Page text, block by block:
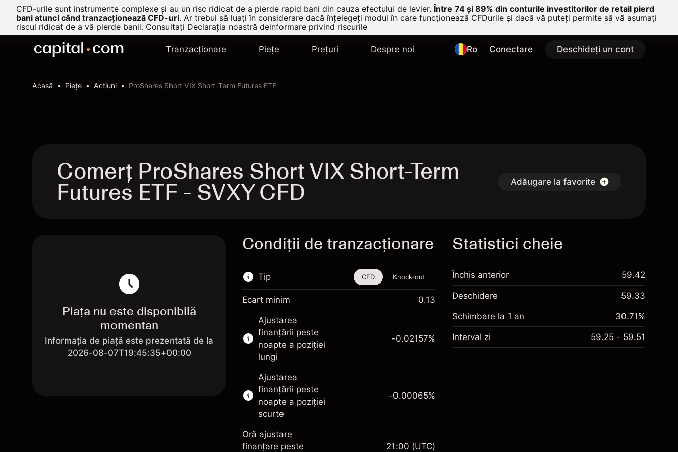
CFD-urile sunt instrumente complexe și au un risc ridicat de a pierde rapid bani din cauza efectului de levier. Între 74 și 89% din conturile investitorilor de retail pierd
bani atunci când tranzacționează CFD-uri. Ar trebui să luați în considerare dacă înțelegeți modul în care funcționează CFDurile și dacă vă puteți permite să vă asumați
riscul ridicat de a vă pierde banii. Consultați Declarația noastră deinformare privind riscurile
Tranzacționare Pieţe Prețuri Despre noi Ro Conectare Deschideți un cont
Acasă Pieţe Acțiuni ProShares Short VIX Short-Term Futures ETF
Comerț ProShares Short VIX Short-Term
Futures ETF - SVXY CFD Adăugare la favorite
Piața nu este disponibilă
momentan
Informația de piață este prezentată de la
2026-08-07T19:45:35+00:00
Condiții de tranzacționare
Tip
Acest instrument financiar este disponibil
pentru tranzacționare prin CFD-uri și Knock-
out-uri.
Aflați mai multe despre:
CFD-uri
Knock-out-uri
CFD Knock-out
Ecart minim 0.13
Ajustarea
finanțării peste
noapte a poziției
lungi
Marja. Investiția Dvs.
$1,000.00
-0.02157%
Ajustarea
finanțării peste
noapte a poziției
scurte
-0.00065%
Oră ajustare
finanțare peste
21:00 (UTC)
Statistici cheie
Închis anterior 59.42
Deschidere 59.33
Schimbare la 1 an 30.71%
Interval zi 59.25 - 59.51